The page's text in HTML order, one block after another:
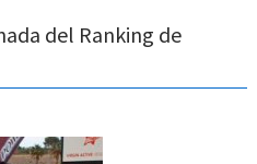
del Ranking de